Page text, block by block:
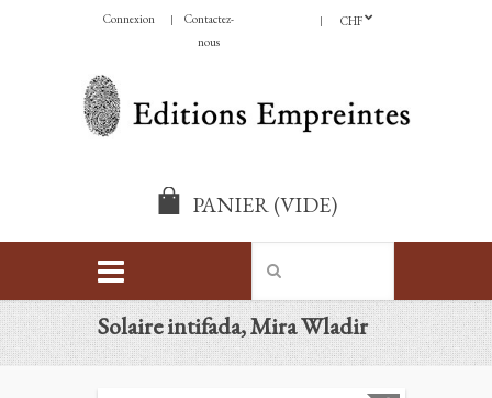
Connexion CHF
Contactez-
nous
PANIER(VIDE)
Solaire intifada, Mira Wladir